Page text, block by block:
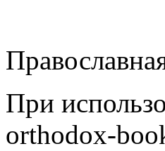
При
orthodox-